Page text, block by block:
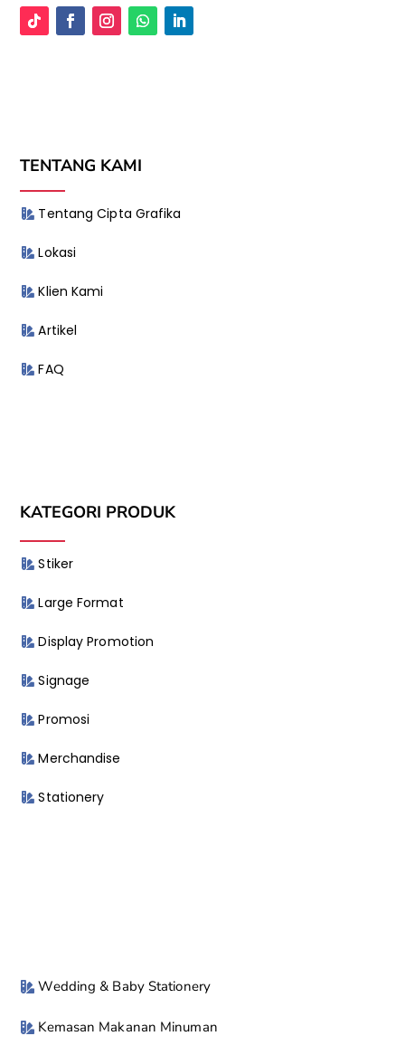
TENTANG KAMI
Tentang Cipta Grafika
Lokasi
Klien Kami
Artikel
FAQ
KATEGORI PRODUK
Stiker
Large Format
Display Promotion
Signage
Promosi
Merchandise
Stationery
Wedding & Baby Stationery
Kemasan Makanan Minuman